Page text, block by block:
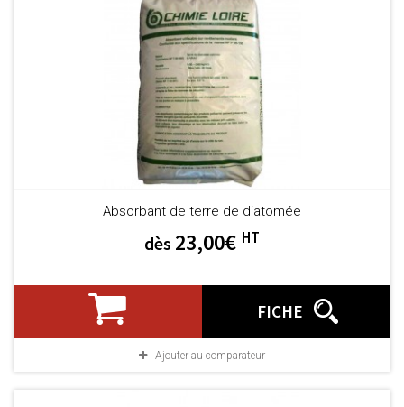
Absorbant de terre de diatomée
dès 23,00€ HT
FICHE
Ajouter au comparateur